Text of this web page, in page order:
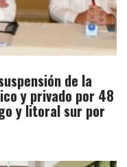
de la
y privado por 48
y litoral sur por